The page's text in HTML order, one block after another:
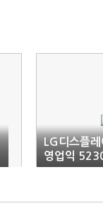
LG디스플
영업익
자전환(1보)